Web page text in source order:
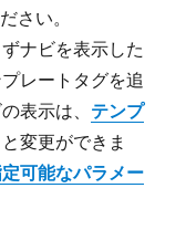
さい。
ナビを表示した
レートタグを追
表示は、 テンプ
変更ができま
可能なパラメー